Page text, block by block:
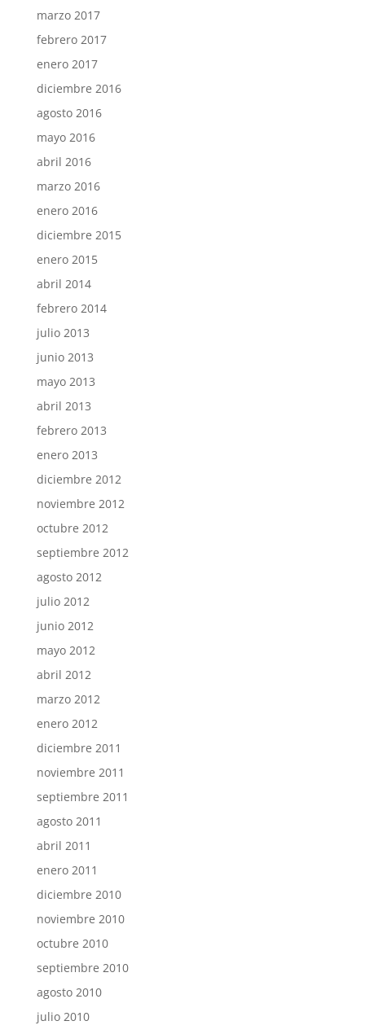
marzo 2017
febrero 2017
enero 2017
diciembre 2016
agosto 2016
mayo 2016
abril 2016
marzo 2016
enero 2016
diciembre 2015
enero 2015
abril 2014
febrero 2014
julio 2013
junio 2013
mayo 2013
abril 2013
febrero 2013
enero 2013
diciembre 2012
noviembre 2012
octubre 2012
septiembre 2012
agosto 2012
julio 2012
junio 2012
mayo 2012
abril 2012
marzo 2012
enero 2012
diciembre 2011
noviembre 2011
septiembre 2011
agosto 2011
abril 2011
enero 2011
diciembre 2010
noviembre 2010
octubre 2010
septiembre 2010
agosto 2010
julio 2010